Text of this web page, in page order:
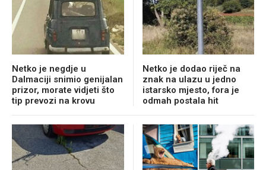
Netko je negdje u
Dalmaciji snimio genijalan
prizor, morate vidjeti što
tip prevozi na krovu
Netko je dodao riječ na
znak na ulazu u jedno
istarsko mjesto, fora je
odmah postala hit